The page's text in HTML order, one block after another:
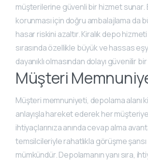
müşterilerine güvenli bir hizmet sunar.
korunması için doğru ambalajlama da
hasar riskini azaltır. Kiralık depo
sırasında özellikle büyük ve hassas
dayanıklı olmasından dolayı güvenilir
Müşteri
Müşteri memnuniyeti, depolama
anlayışla hareket ederek her
ihtiyaçlarınıza anında cevap alma
temsilcileriyle rahatlıkla görüşme şansı
mümkündür. Depolamanın yanı sıra,